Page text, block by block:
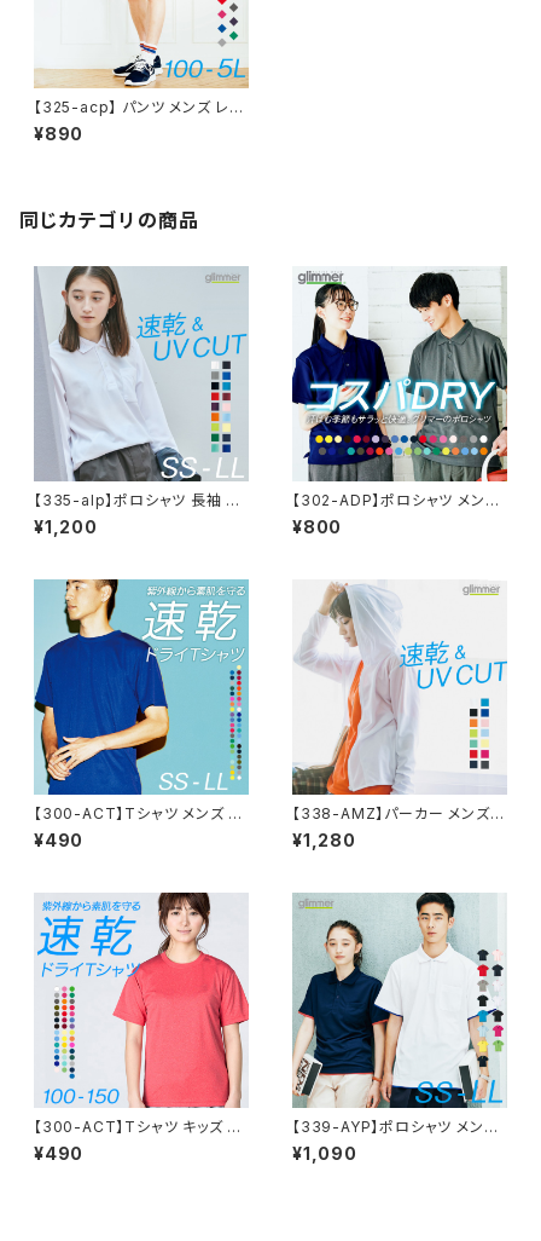
【325-acp】 パンツ メンズ レデ
ィース シンプル チーム サークル
無地 ダンス 春 夏 ドライ ゆった
ツ アウトドア 運動 服 薄手 涼し
い 紫外線カット 日除け SALE
¥890
同じカテゴリの商品
【335-alp】ポロシャツ 長袖 メ
ンズ レディース 無地 吸汗 速乾
ドライ ポロシャツ ポケット付 ス
学 通勤 ゴルフ 服 4.4オンス
¥1,200
【302-ADP】ポロシャツ メンズ
レディース ユニセックス キッズ
半袖 ドライ 吸水 速乾 制服 ユ
オシャレ ネイビー 白 黒 DRY
ドライ 父の日 服
¥800
【300-ACT】Tシャツ メンズ レ
ディース 無地 シンプル 薄手 涼
しい 吸汗速乾 UVカット 日除け
ゆったり 体型カバー コンパクト
アウトドア スポーツ ランニング
マラソン 運動会 ジム ウォーキン
グ SALE ％OFF glimmer グリ
マー ドライ Tシャツ
¥490
【338-AMZ】パーカー メンズ
レディース 無地 シンプル 薄手
涼しい 吸汗速乾 UVカット UV
策 服 春 夏 秋 ゆったり 体型カ
バー コンパクト アウトドア 海 キ
ャンプ スポーツ 運動会 ジム ウ
ォーキング SALE ％OFF glim
mer グリマー ドライ ジップパー
カー 4.4オンス
¥1,280
【300-ACT】Tシャツ キッズ 無
地 シンプル 薄手 涼しい 吸汗速
乾 UVカット 日除け ドライ DRY
¥490
【339-AYP】ポロシャツ メンズ
レディース ドライ 半袖 無地 吸
汗速乾 グリマー ポケット 白 黒
¥1,090